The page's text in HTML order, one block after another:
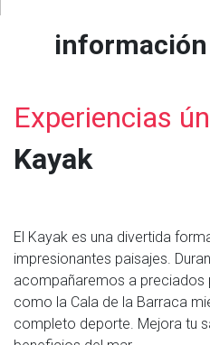
información
Experiencias
Kayak
El Kayak es una divertida
impresionantes paisajes.
acompañaremos a preciados
como la Cala de la Barraca
completo deporte. Mejora tu